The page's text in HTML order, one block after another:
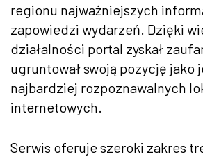
W KINACH
GASTRONOMIA
ZDJĘCIA
regionu najważniejszych
zapowiedzi wydarzeń. Dzięki
działalności portal zyskał
ugruntował swoją pozycję jako
najbardziej rozpoznawalnych
internetowych.
Serwis oferuje szeroki zakres